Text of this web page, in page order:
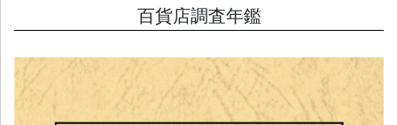
百貨店調査年鑑